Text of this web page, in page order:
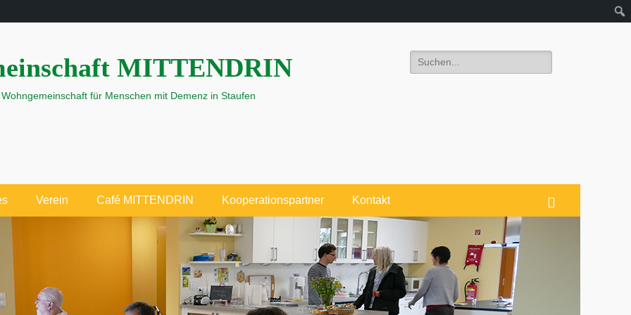
MITTENDRIN
für Menschen mit Demenz in Staufen
Suchen
nach:
Verein Café MITTENDRIN Kooperationspartner Kontakt